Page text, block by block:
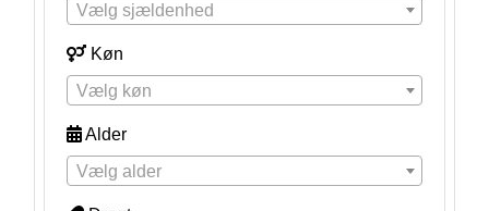
Vælg sjældenhed
Køn
Vælg køn
Alder
Vælg alder